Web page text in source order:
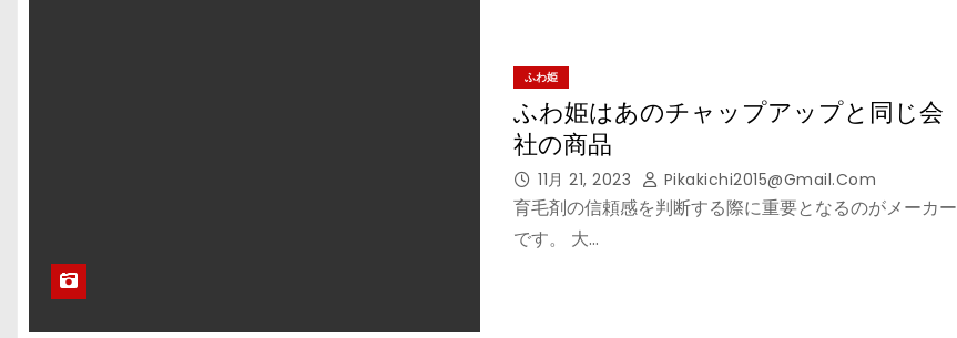
ふわ姫
ふわ姫はあのチャップアップと同じ会
社の商品
11月 21, 2023 Pikakichi2015@gmail.com
育毛剤の信頼感を判断する際に重要となるのがメーカー
です。 大…